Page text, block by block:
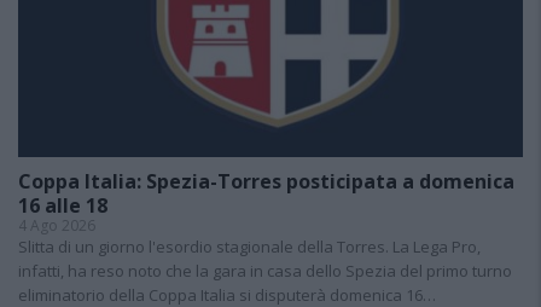
Coppa Italia: Spezia-Torres posticipata a domenica
16 alle 18
4 Ago 2026
Slitta di un giorno l'esordio stagionale della Torres. La Lega Pro,
infatti, ha reso noto che la gara in casa dello Spezia del primo turno
eliminatorio della Coppa Italia si disputerà domenica 16…